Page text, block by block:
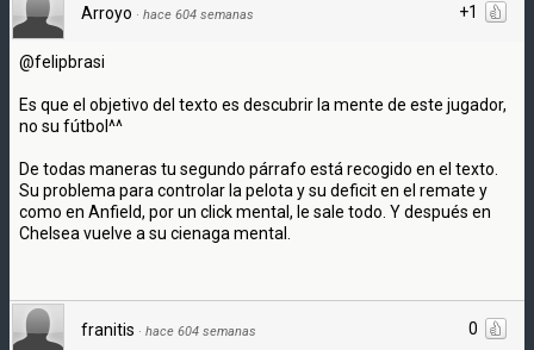
+1
Arroyo · hace 604 semanas
@felipbrasi
Es que el objetivo del texto es descubrir la mente de este jugador,
no su fútbol^^
De todas maneras tu segundo párrafo está recogido en el texto.
Su problema para controlar la pelota y su deficit en el remate y
como en Anfield, por un click mental, le sale todo. Y después en
Chelsea vuelve a su cienaga mental.
0
franitis · hace 604 semanas